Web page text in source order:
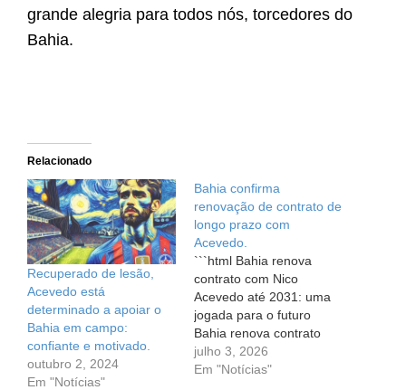
grande alegria para todos nós, torcedores do
Bahia.
Relacionado
Recuperado de lesão,
Acevedo está
determinado a apoiar o
Bahia em campo:
confiante e motivado.
outubro 2, 2024
Em "Notícias"
Bahia confirma
renovação de contrato de
longo prazo com
Acevedo.
```html Bahia renova
contrato com Nico
Acevedo até 2031: uma
jogada para o futuro
Bahia renova contrato
com Nico Acevedo até
2031: uma jogada para o
julho 3, 2026
Em "Notícias"